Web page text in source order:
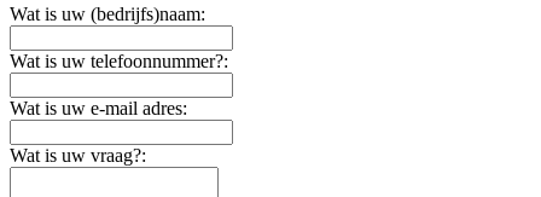
Wat is uw (bedrijfs)naam:
Wat is uw telefoonnummer?:
Wat is uw e-mail adres:
Wat is uw vraag?: